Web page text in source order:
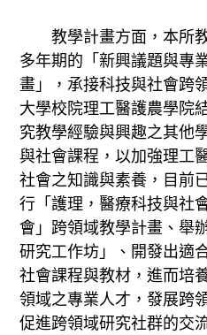
教學計畫方面，本所
多年期的「新興議題與專
畫」，承接科技與社會跨
大學校院理工醫護農學院
究教學經驗與興趣之其他
與社會課程，以加強理工
社會之知識與素養，目前
行「護理，醫療科技與社
會」跨領域教學計畫、舉
研究工作坊」、開發出適
社會課程與教材，進而培
領域之專業人才，發展跨
促進跨領域研究社群的交